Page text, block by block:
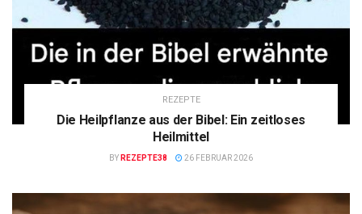
REZEPTE
Die Heilpflanze aus der Bibel: Ein zeitloses
Heilmittel
BY REZEPTE38 26 FEBRUAR 2026